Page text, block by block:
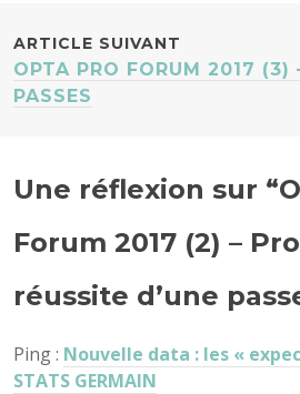
ARTICLES
ARTICLE SUIVANT
OPTA PRO FORUM 2017 (3)
PASSES
Une réflexion sur “
Forum 2017 (2) –
réussite d’une
Ping : Nouvelle data : les «
STATS GERMAIN